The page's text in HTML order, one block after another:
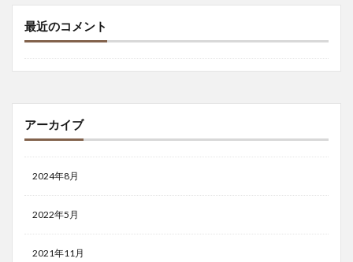
最近のコメント
アーカイブ
2024年8月
2022年5月
2021年11月